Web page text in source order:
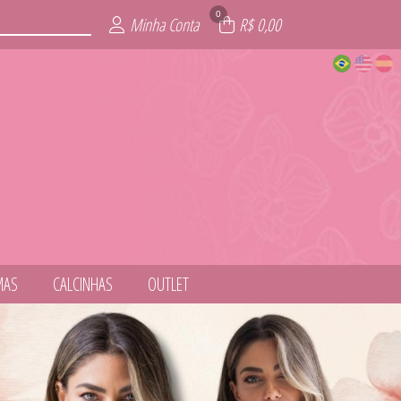
Minha Conta 0 R$ 0,00
CALCINHAS OUTLET